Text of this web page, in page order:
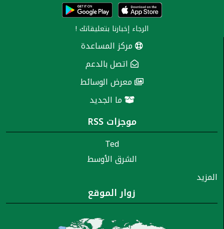
الرجاء إخبارنا بتعليقاتك !
مركز المساعدة
اتصل بالدعم
معرض الوسائط
ما الجديد
موجزات RSS
Ted
الشرق الأوسط
المزيد
زوار الموقع